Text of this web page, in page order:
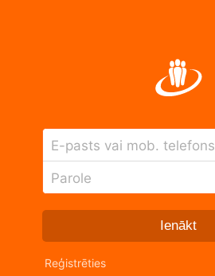
E-pasts vai mob. telefons
Parole
Ienākt
Reģistrēties